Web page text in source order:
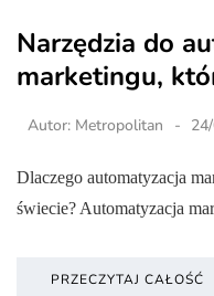
Narzędzia do
marketingu,
Autor: Metropolitan
Dlaczego automatyzacja
świecie? Automatyzacja
PRZECZYTAJ CAŁOŚĆ